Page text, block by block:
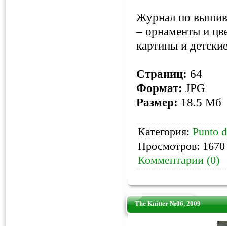
Журнал по
– орнаменты и
картины и
Страниц: 64
Формат: JPG
Размер: 18.5 Мб
Категория: Punto
Просмотров:
Комментарии (0)
The Knitter №06, 2009